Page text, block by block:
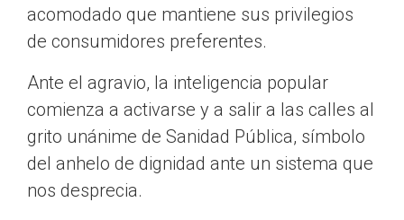
acomodado que mantiene sus privilegios
de consumidores preferentes.
Ante el agravio, la inteligencia popular
comienza a activarse y a salir a las calles al
grito unánime de Sanidad Pública, símbolo
del anhelo de dignidad ante un sistema que
nos desprecia.